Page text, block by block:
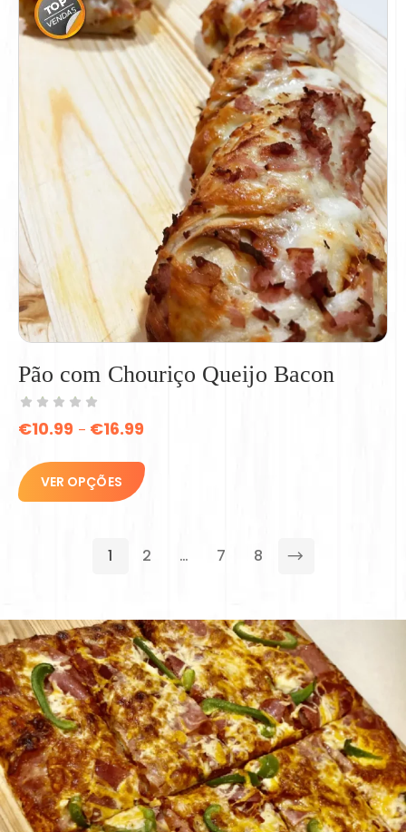
Pão com Chouriço Queijo Bacon
€10.99 – €16.99
VER OPÇÕES
1 2 … 7 8